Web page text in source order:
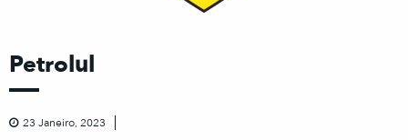
Petrolul
23 Janeiro, 2023